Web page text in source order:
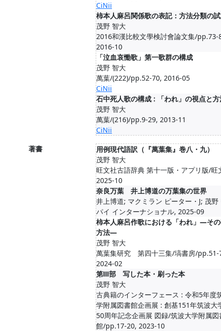
CiNii
柿本人麻呂関係歌の表記：方法分類の
茂野 智大
2016和漢比較文學検討會論文集/pp.73-
2016-10
「泣血哀慟歌」第一歌群の構成
茂野 智大
萬葉/(222)/pp.52-70, 2016-05
CiNii
石中死人歌の構成 : 「われ」の視点と
茂野 智大
萬葉/(216)/pp.9-29, 2013-11
CiNii
著書
用例現代語訳（『萬葉集』巻八・九）
茂野 智大
旺文社古語辞典 第十一版・アプリ版/旺
2025-10
奈良万葉 井上博道の万葉集の世界
井上博道; マクミラン ピーター・J; 茂野
パイ インターナショナル, 2025-09
柿本人麻呂作歌における「われ」―そ
方法―
茂野 智大
萬葉集研究 第四十三集/塙書房/pp.51-
2024-02
第Ⅲ部 写した本・刷った本
茂野 智大
古典籍のインターフェース : 令和5年度
学附属図書館企画展 : 創基151年筑波大
50周年記念企画展 図録/筑波大学附属図
館/pp.17-20, 2023-10